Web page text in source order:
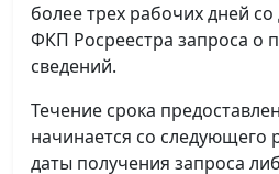
более трех рабочих дней
ФКП Росреестра запроса о
сведений.
Течение срока
начинается со следующего
даты получения запроса